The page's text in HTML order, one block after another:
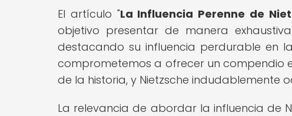
El artículo "La Influencia Perenne de
objetivo presentar de manera
destacando su influencia perdurable en
comprometemos a ofrecer un compendio
de la historia, y Nietzsche
La relevancia de abordar la influencia de